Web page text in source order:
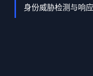
身份威胁检测与响